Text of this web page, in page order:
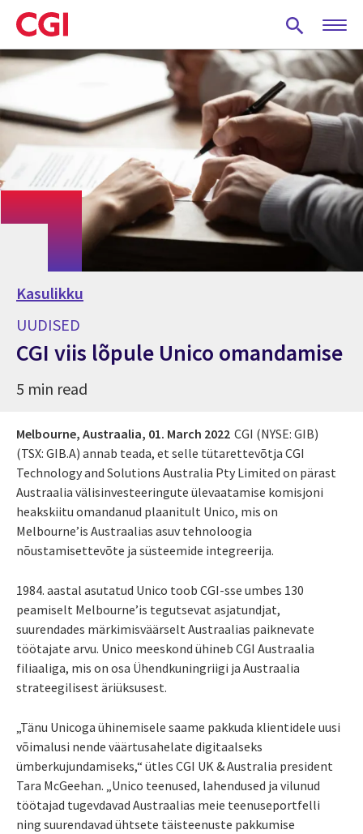
Skip
to
main
content
Kasulikku
UUDISED
CGI viis lõpule Unico omandamise
5 min read
Melbourne, Austraalia, 01. March 2022 CGI (NYSE: GIB)
(TSX: GIB.A) annab teada, et selle tütarettevõtja CGI
Technology and Solutions Australia Pty Limited on pärast
Austraalia välisinvesteeringute ülevaatamise komisjoni
heakskiitu omandanud plaanitult Unico, mis on
Melbourne’is Austraalias asuv tehnoloogia
nõustamisettevõte ja süsteemide integreerija.
1984. aastal asutatud Unico toob CGI-sse umbes 130
peamiselt Melbourne’is tegutsevat asjatundjat,
suurendades märkimisväärselt Austraalias paiknevate
töötajate arvu. Unico meeskond ühineb CGI Austraalia
filiaaliga, mis on osa Ühendkuningriigi ja Austraalia
strateegilisest äriüksusest.
„Tänu Unicoga ühinemisele saame pakkuda klientidele uusi
võimalusi nende väärtusahelate digitaalseks
ümberkujundamiseks,“ ütles CGI UK & Australia president
Tara McGeehan. „Unico teenused, lahendused ja vilunud
töötajad tugevdavad Austraalias meie teenuseportfelli
ning suurendavad ühtsete täisteenuste pakkumise